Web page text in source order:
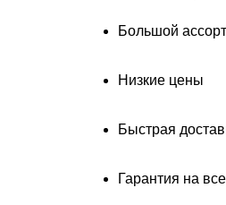
Большой
Низкие цены
Быстрая
Гарантия на